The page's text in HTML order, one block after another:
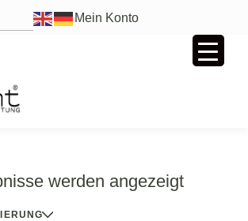
Mein Konto
werden angezeigt